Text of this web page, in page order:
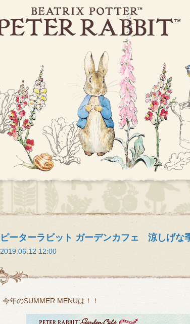
ピーターラビット ガーデンカフェ 涼しげな
2019.06.12 12:00
今年のSUMMER MENUは！！